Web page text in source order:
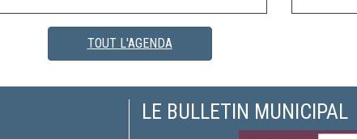
TOUT L'AGENDA
LE BULLETIN MUNICIPAL